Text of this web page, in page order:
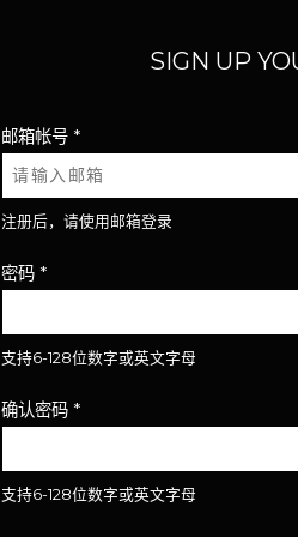
SIGN UP
邮箱帐号 *
注册后，请使用邮箱登录
密码 *
支持6-128位数字或英文字母
确认密码 *
支持6-128位数字或英文字母